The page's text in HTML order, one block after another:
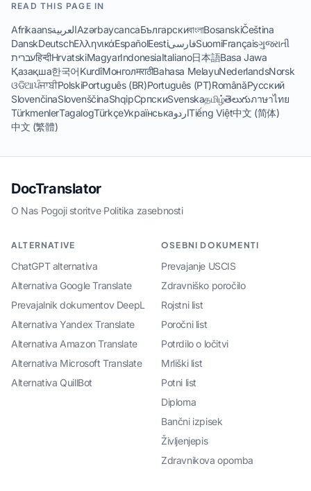
READ THIS PAGE IN
AfrikaansالعربيةAzərbaycancaБългарскиবাংলাBosanskiČeština
DanskDeutschΕλληνικάEspañolEestiفارسیSuomiFrançaisગુજરાતી
עבריתहिन्दीHrvatskiMagyarIndonesiaItaliano日本語Basa Jawa
Қазақша한국어KurdîМонголमराठीBahasa MelayuNederlandsNorsk
ଓଡିଆਪੰਜਾਬੀPolskiPortuguês (BR)Português (PT)RomânăРусский
SlovenčinaSlovenščinaShqipСрпскиSvenskaதமிழ்తెలుగుภาษาไทย
TürkmenlerTagalogTürkçeУкраїнськаاردوTiếng Việt中文 (简体)
中文 (繁體)
DocTranslator
O Nas·Pogoji storitve·Politika zasebnosti
ALTERNATIVE
ChatGPT alternativa
Alternativa Google Translate
Prevajalnik dokumentov DeepL
Alternativa Yandex Translate
Alternativa Amazon Translate
Alternativa Microsoft Translate
Alternativa QuillBot
OSEBNI DOKUMENTI
Prevajanje USCIS
Zdravniško poročilo
Rojstni list
Poročni list
Potrdilo o ločitvi
Mrliški list
Potni list
Diploma
Bančni izpisek
Življenjepis
Zdravnikova opomba